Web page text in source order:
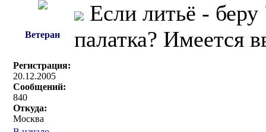
Ветеран
Регистрация:
20.12.2005
Сообщений:
840
Откуда:
Москва
Если литьё -
палатка? Имеется